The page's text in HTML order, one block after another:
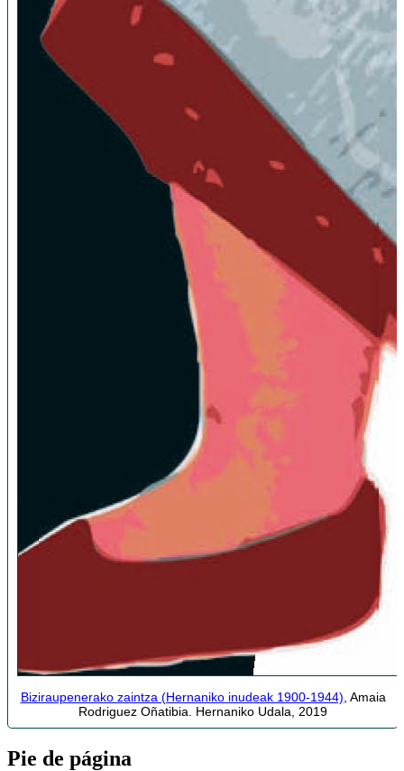
Biziraupenerako zaintza (Hernaniko inudeak 1900-1944) , Amaia
Rodriguez Oñatibia. Hernaniko Udala, 2019
Pie de página